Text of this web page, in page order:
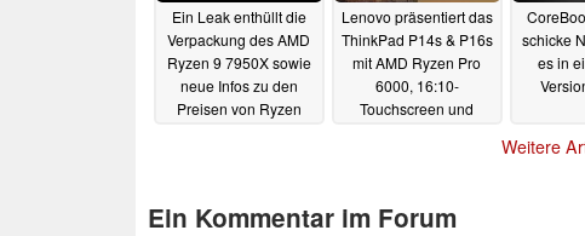
Ein Leak enthüllt die
Verpackung des AMD
Ryzen 9 7950X sowie
neue Infos zu den
Preisen von Ryzen
Lenovo präsentiert das
ThinkPad P14s & P16s
mit AMD Ryzen Pro
6000, 16:10-
Touchscreen und
schicke
es in
Weitere
Ein Kommentar im Forum